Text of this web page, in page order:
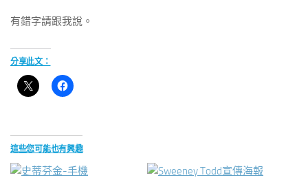
有錯字請跟我說。
分享此文：
這些您可能也有興趣